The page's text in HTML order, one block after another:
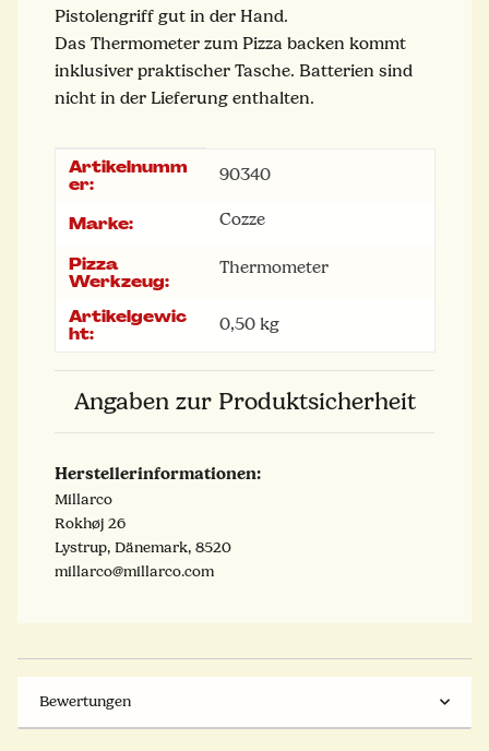
Pistolengriff gut in der Hand.
Das Thermometer zum Pizza backen kommt
inklusiver praktischer Tasche. Batterien sind
nicht in der Lieferung enthalten.
Produkteigenschaft
Wert
Artikelnumm
er:
90340
Marke: Cozze
Pizza
Werkzeug:
Thermometer
Artikelgewic
ht:
0,50 kg
Angaben zur Produktsicherheit
Herstellerinformationen:
Millarco
Rokhøj 26
Lystrup, Dänemark, 8520
millarco@millarco.com
Bewertungen